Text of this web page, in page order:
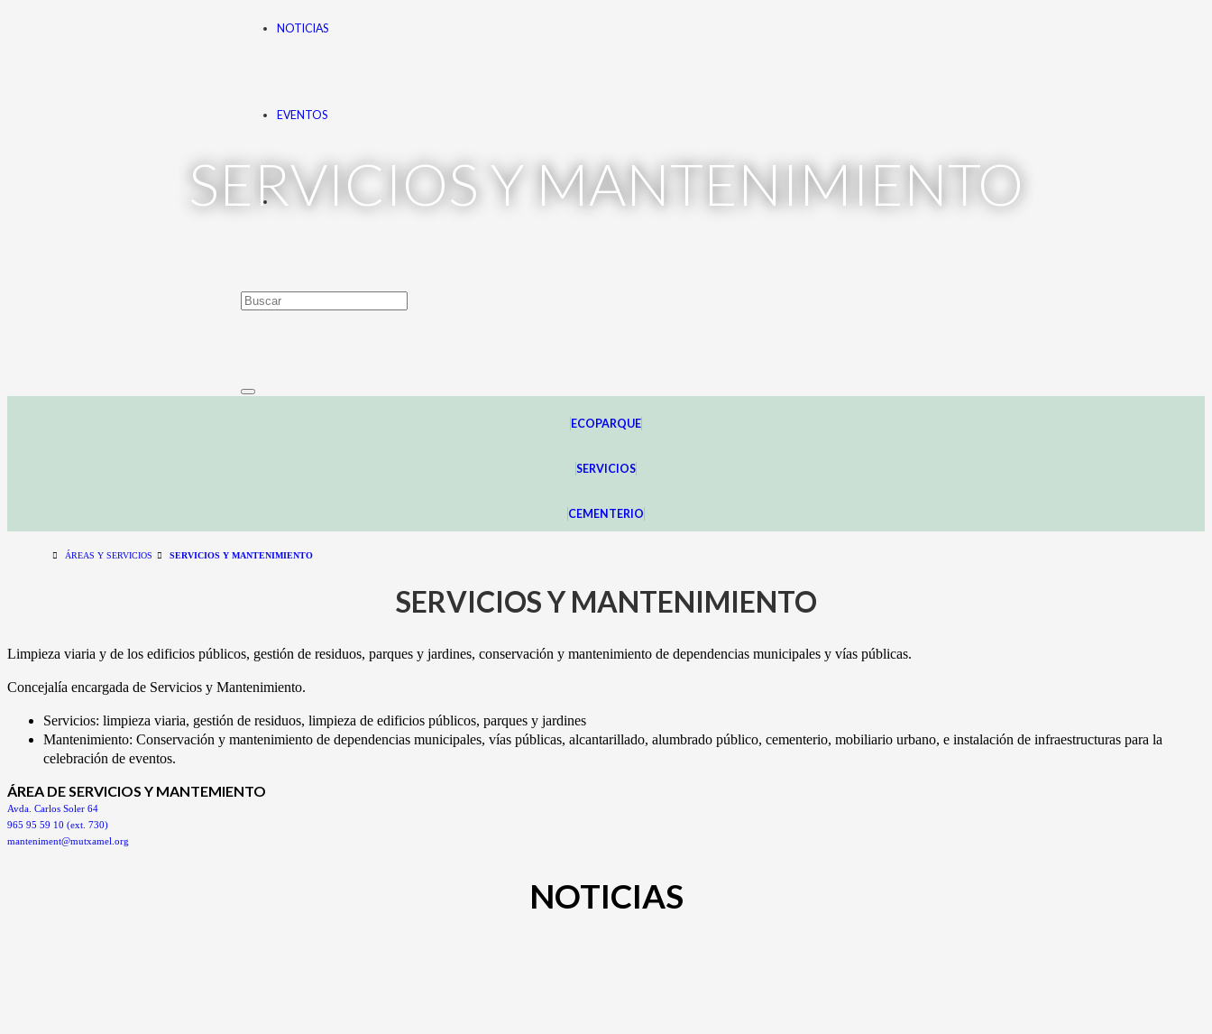
NOTICIAS
EVENTOS
SERVICIOS Y MANTENIMIENTO
ECOPARQUE
SERVICIOS
CEMENTERIO
ÁREAS Y SERVICIOS SERVICIOS Y MANTENIMIENTO
SERVICIOS Y MANTENIMIENTO
Limpieza viaria y de los edificios públicos, gestión de residuos, parques y jardines, conservación y mantenimiento de dependencias municipales y vías públicas.
Concejalía encargada de Servicios y Mantenimiento.
Servicios: limpieza viaria, gestión de residuos, limpieza de edificios públicos, parques y jardines
Mantenimiento: Conservación y mantenimiento de dependencias municipales, vías públicas, alcantarillado, alumbrado público, cementerio, mobiliario urbano, e instalación de infraestructuras para la
celebración de eventos.
ÁREA DE SERVICIOS Y MANTEMIENTO
Avda. Carlos Soler 64
965 95 59 10 (ext. 730)
manteniment@mutxamel.org
NOTICIAS